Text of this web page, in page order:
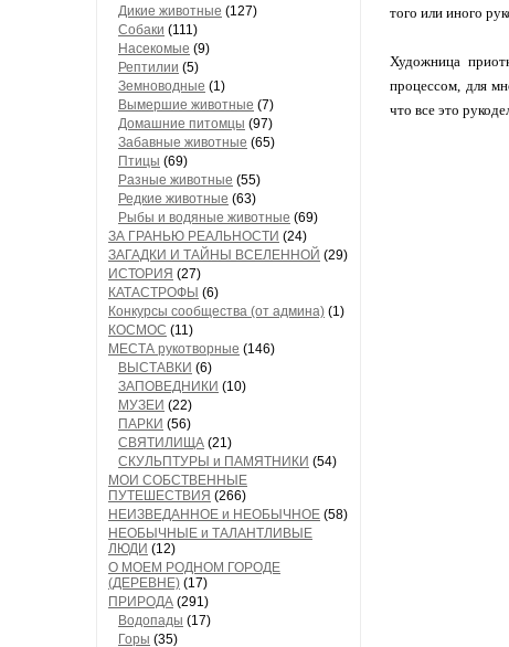
Дикие животные (127)
Собаки (111)
Насекомые (9)
Рептилии (5)
Земноводные (1)
Вымершие животные (7)
Домашние питомцы (97)
Забавные животные (65)
Птицы (69)
Разные животные (55)
Редкие животные (63)
Рыбы и водяные животные (69)
ЗА ГРАНЬЮ РЕАЛЬНОСТИ (24)
ЗАГАДКИ И ТАЙНЫ ВСЕЛЕННОЙ (29)
ИСТОРИЯ (27)
КАТАСТРОФЫ (6)
Конкурсы сообщества (от админа) (1)
КОСМОС (11)
МЕСТА рукотворные (146)
ВЫСТАВКИ (6)
ЗАПОВЕДНИКИ (10)
МУЗЕИ (22)
ПАРКИ (56)
СВЯТИЛИЩА (21)
СКУЛЬПТУРЫ и ПАМЯТНИКИ (54)
МОИ СОБСТВЕННЫЕ
ПУТЕШЕСТВИЯ (266)
НЕИЗВЕДАННОЕ и НЕОБЫЧНОЕ (58)
НЕОБЫЧНЫЕ и ТАЛАНТЛИВЫЕ
ЛЮДИ (12)
О МОЕМ РОДНОМ ГОРОДЕ
(ДЕРЕВНЕ) (17)
ПРИРОДА (291)
Водопады (17)
Горы (35)
того или иного
Художница
процессом, для
что все это